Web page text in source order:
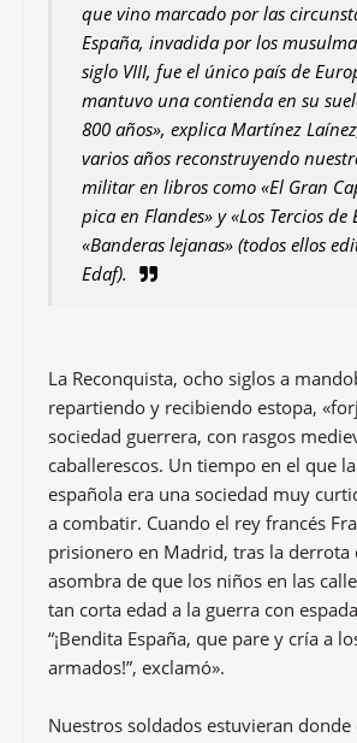
que vino marcado por las
España, invadida por los
siglo VIII, fue el único país de
mantuvo una contienda en su
800 años», explica Martínez
varios años reconstruyendo
militar en libros como «El Gran
pica en Flandes» y «Los Tercios de
«Banderas lejanas» (todos ellos
Edaf).
La Reconquista, ocho siglos a
repartiendo y recibiendo estopa,
sociedad guerrera, con rasgos
caballerescos. Un tiempo en el que
española era una sociedad muy
a combatir. Cuando el rey francés
prisionero en Madrid, tras la derrota
asombra de que los niños en las
tan corta edad a la guerra con
“¡Bendita España, que pare y cría a
armados!”, exclamó».
Nuestros soldados estuvieran donde